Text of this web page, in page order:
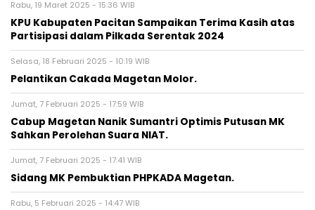
Rabu, 19 Maret 2025 - 15:36 WIB
KPU Kabupaten Pacitan Sampaikan Terima Kasih atas
Partisipasi dalam Pilkada Serentak 2024
Selasa, 18 Februari 2025 - 10:19 WIB
Pelantikan Cakada Magetan Molor.
Jumat, 7 Februari 2025 - 17:59 WIB
Cabup Magetan Nanik Sumantri Optimis Putusan MK
Sahkan Perolehan Suara NIAT.
Jumat, 7 Februari 2025 - 17:41 WIB
Sidang MK Pembuktian PHPKADA Magetan.
Rabu, 5 Februari 2025 - 14:47 WIB